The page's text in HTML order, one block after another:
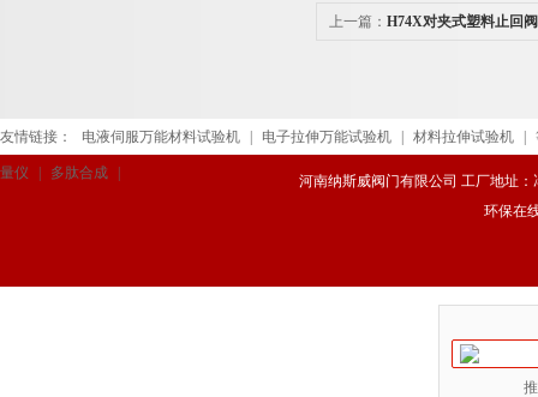
上一篇： H74X对夹式塑料止回阀
友情链接： 电液伺服万能材料试验机 电子拉伸万能试验机 材料拉伸试验机
量仪 多肽合成
河南纳斯威阀门有限公司 工厂地址：
环保在